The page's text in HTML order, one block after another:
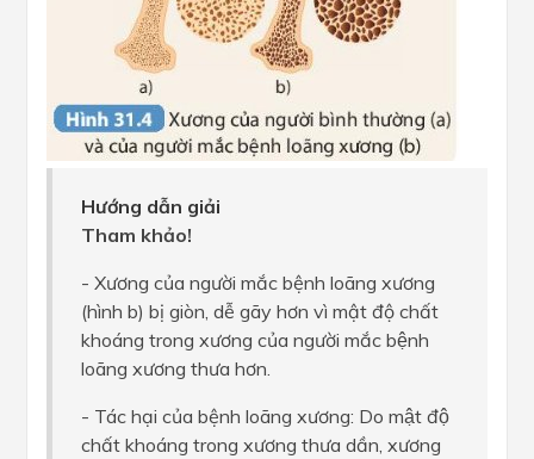
Hướng dẫn giải
Tham khảo!
- Xương của người mắc bệnh loãng xương
(hình b) bị giòn, dễ gãy hơn vì mật độ chất
khoáng trong xương của người mắc bệnh
loãng xương thưa hơn.
- Tác hại của bệnh loãng xương: Do mật độ
chất khoáng trong xương thưa dần, xương